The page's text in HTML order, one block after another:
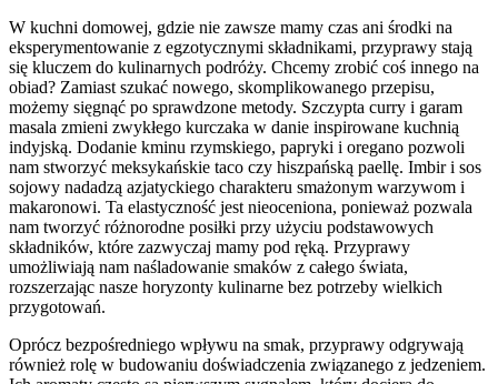
W kuchni domowej, gdzie nie zawsze mamy czas ani środki na
eksperymentowanie z egzotycznymi składnikami, przyprawy stają
się kluczem do kulinarnych podróży. Chcemy zrobić coś innego na
obiad? Zamiast szukać nowego, skomplikowanego przepisu,
możemy sięgnąć po sprawdzone metody. Szczypta curry i garam
masala zmieni zwykłego kurczaka w danie inspirowane kuchnią
indyjską. Dodanie kminu rzymskiego, papryki i oregano pozwoli
nam stworzyć meksykańskie taco czy hiszpańską paellę. Imbir i sos
sojowy nadadzą azjatyckiego charakteru smażonym warzywom i
makaronowi. Ta elastyczność jest nieoceniona, ponieważ pozwala
nam tworzyć różnorodne posiłki przy użyciu podstawowych
składników, które zazwyczaj mamy pod ręką. Przyprawy
umożliwiają nam naśladowanie smaków z całego świata,
rozszerzając nasze horyzonty kulinarne bez potrzeby wielkich
przygotowań.
Oprócz bezpośredniego wpływu na smak, przyprawy odgrywają
również rolę w budowaniu doświadczenia związanego z jedzeniem.